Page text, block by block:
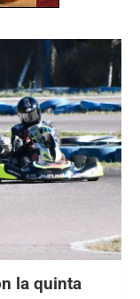
la quinta